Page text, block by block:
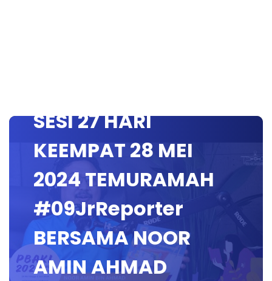
SESI 27 HARI
KEEMPAT 28 MEI
2024 TEMURAMAH
#09JrReporter
BERSAMA NOOR
AMIN AHMAD